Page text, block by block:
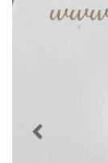
Previous